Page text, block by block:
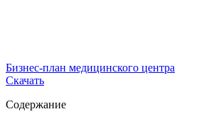
Бизнес-план медицинского центра
Скачать
Содержание